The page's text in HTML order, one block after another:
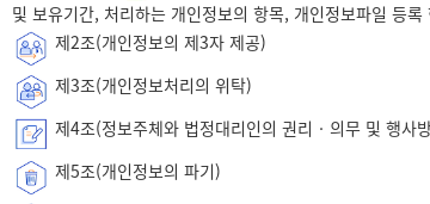
및 보유기간, 처리하는 개인정보의 항목, 개인정보파일 등록
제2조(개인정보의 제3자 제공)
제3조(개인정보처리의 위탁)
제4조(정보주체와 법정대리인의 권리‧의무 및 행사
제5조(개인정보의 파기)